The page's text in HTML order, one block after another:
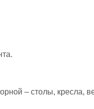
– столы, кресла,